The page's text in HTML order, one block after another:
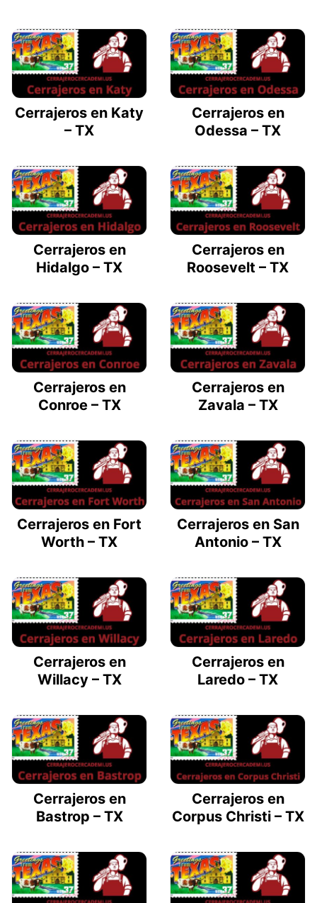
Cerrajeros en Katy
– TX
Cerrajeros en
Odessa – TX
Cerrajeros en
Hidalgo – TX
Cerrajeros en
Roosevelt – TX
Cerrajeros en
Conroe – TX
Cerrajeros en
Zavala – TX
Cerrajeros en Fort
Worth – TX
Cerrajeros en San
Antonio – TX
Cerrajeros en
Willacy – TX
Cerrajeros en
Laredo – TX
Cerrajeros en
Bastrop – TX
Cerrajeros en
Corpus Christi – TX